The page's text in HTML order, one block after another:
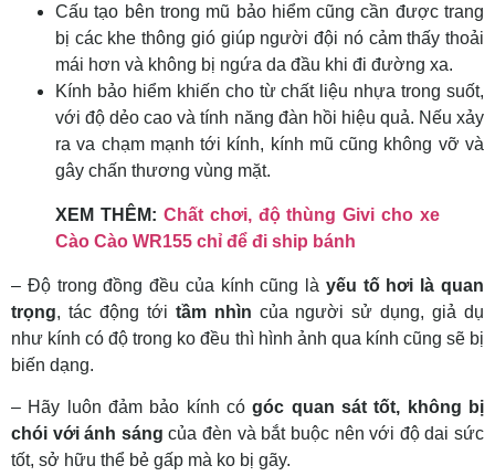
Cấu tạo bên trong mũ bảo hiểm cũng cần được trang
bị các khe thông gió giúp người đội nó cảm thấy thoải
mái hơn và không bị ngứa da đầu khi đi đường xa.
Kính bảo hiểm khiến cho từ chất liệu nhựa trong suốt,
với độ dẻo cao và tính năng đàn hồi hiệu quả. Nếu xảy
ra va chạm mạnh tới kính, kính mũ cũng không vỡ và
gây chấn thương vùng mặt.
XEM THÊM: Chất chơi, độ thùng Givi cho xe
Cào Cào WR155 chỉ để đi ship bánh
– Độ trong đồng đều của kính cũng là yếu tố hơi là quan
trọng, tác động tới tầm nhìn của người sử dụng,giả dụ
như kínhcó độ trong ko đều thì hình ảnh qua kính cũng sẽ bị
biến dạng.
– Hãy luôn đảm bảo kính cógóc quan sát tốt, không bị
chói vớiánh sángcủa đèn và bắt buộc nên với độdai sức
tốt, sở hữu thể bẻ gấp mà ko bị gãy.